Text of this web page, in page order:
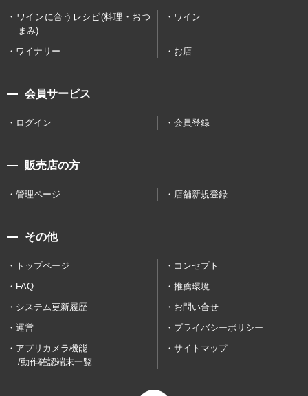
ワインに合うレシピ(料理・おつ
まみ)
ワイン
ワイナリー お店
会員サービス
ログイン 会員登録
販売店の方
管理ページ 店舗新規登録
その他
トップページ
コンセプト
FAQ
推薦環境
システム更新履歴
お問い合せ
運営
プライバシーポリシー
アプリカメラ機能
/動作確認端末一覧
サイトマップ